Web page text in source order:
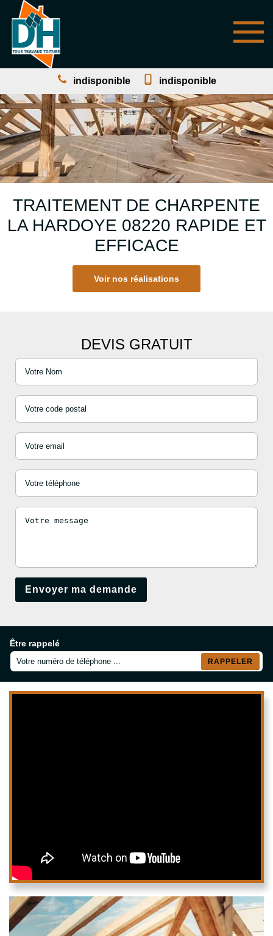
indisponible indisponible
TRAITEMENT DE CHARPENTE
LA HARDOYE 08220 RAPIDE ET
EFFICACE
Voir nos réalisations
DEVIS GRATUIT
Être rappelé